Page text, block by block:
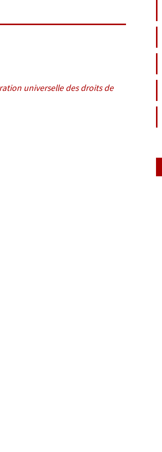
universelle des droits de